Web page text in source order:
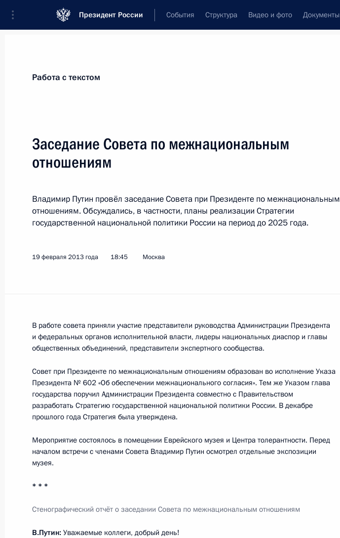
Президент России События Структура Видео и фото Документы
Встреча с представителями авиационной отрасли
Заседание Попечительского совета Русского географического
общества
6 августа 2012 года, 17:00
Вексельбергом
Беседа с Эдвардом Кроули и Сьюзан Хокфилд
Работа с текстом
Заседание Совета по межнациональным
отношениям
Владимир Путин провёл заседание Совета при Президенте по межнациональным
отношениям. Обсуждались, в частности, планы реализации Стратегии
государственной национальной политики России на период до 2025 года.
19 февраля 2013 года 18:45 Москва
В работе совета приняли участие представители руководства Администрации Президента
и федеральных органов исполнительной власти, лидеры национальных диаспор и главы
общественных объединений, представители экспертного сообщества.
Совет при Президенте по межнациональным отношениям образован во исполнение Указа
Президента № 602 «Об обеспечении межнационального согласия». Тем же Указом глава
государства поручил Администрации Президента совместно с Правительством
разработать Стратегию государственной национальной политики России. В декабре
прошлого года Стратегия была утверждена.
Мероприятие состоялось в помещении Еврейского музея и Центра толерантности. Перед
началом встречи с членами Совета Владимир Путин осмотрел отдельные экспозиции
музея.
* * *
Стенографический отчёт о заседании Совета по межнациональным отношениям
В.Путин: Уважаемые коллеги, добрый день!